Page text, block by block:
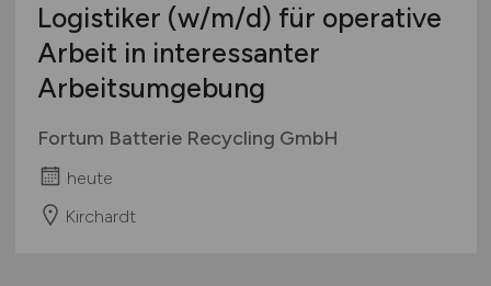
Logistiker (w/m/d) für operative
Arbeit in interessanter
Arbeitsumgebung
Fortum Batterie Recycling GmbH
heute
Kirchardt